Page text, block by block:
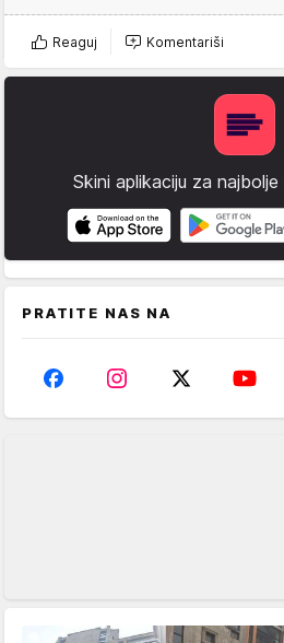
Reaguj Komentariši
Skini aplikaciju za
PRATITE NAS NA